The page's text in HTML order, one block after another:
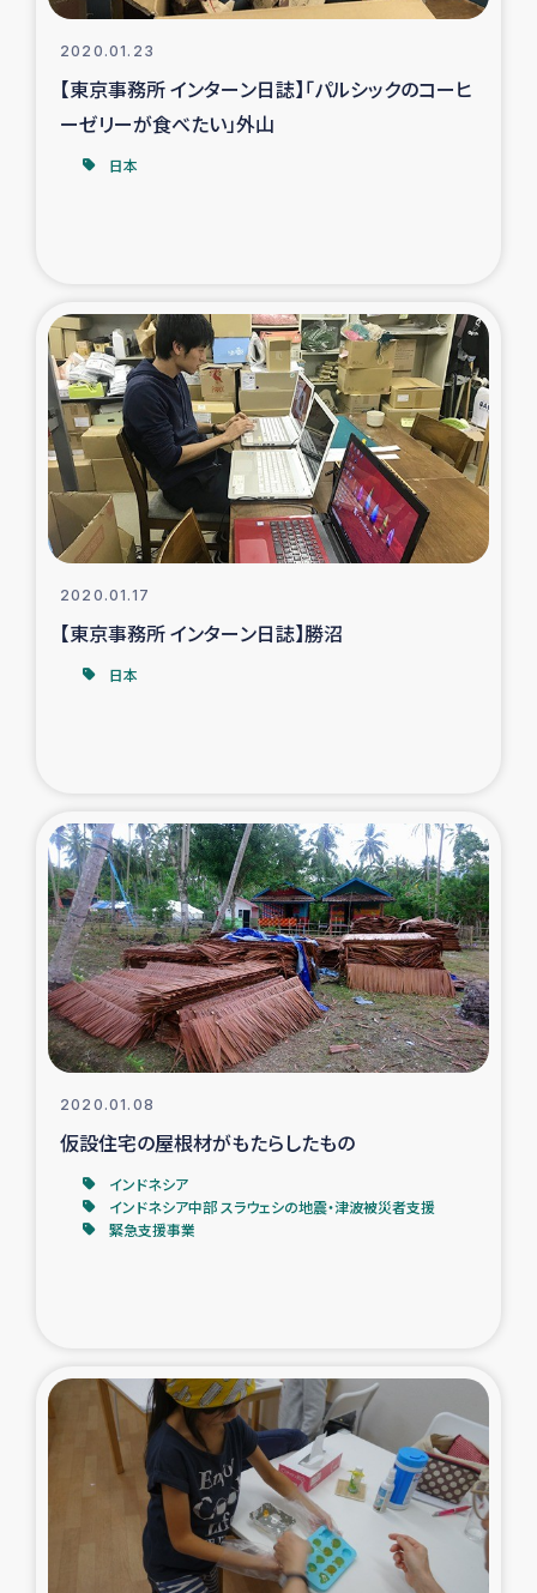
トルコにおけるシリア難民支援事業
インドネシア中部 スラウェシの地震・津波被災者支援
スリランカ南部洪水被災者支援
スリランカの南北女性をつなぐサリー・リサイクル・プロ
ジェクト
復興支援事業
民際教育事業
女性グループPIFWANITAによる食品加工事業
国内避難民への物資配付および教育支援
ミャンマー緊急支援
タイ国境ミャンマー移民子ども支援
漁民によるマングローブ植林活動
レバノンでのシリア難民への食糧・越冬支援
レバノンにおける緊急支援
レバノンでのシリア難民への教育支援事業
神原ゼミxパルシック
石巻市街地在宅被災者支援
復興応援隊の活動
仮設住宅生活支援・農業復興支援
2020.01.23
【東京事務所 インターン日誌】「パルシックのコーヒ
ーゼリーが食べたい」外山
日本
2020.01.17
【東京事務所 インターン日誌】勝沼
日本
2020.01.08
仮設住宅の屋根材がもたらしたもの
インドネシア
インドネシア中部 スラウェシの地震・津波被災者支援
緊急支援事業